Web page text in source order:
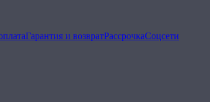
Гарантия и возвратРассрочкаСоцсети